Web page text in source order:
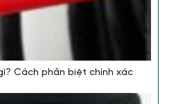
Cách phân biệt chính xác